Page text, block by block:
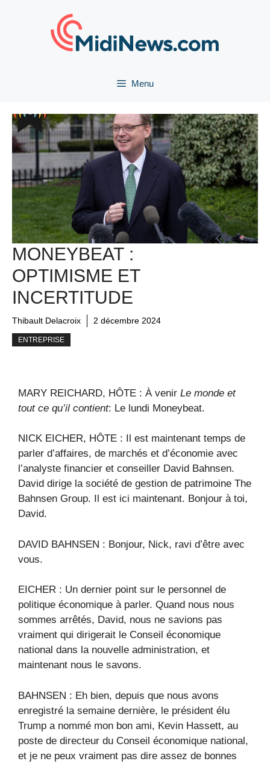
Menu
MONEYBEAT :
OPTIMISME ET
INCERTITUDE
Thibault Delacroix 2 décembre 2024
ENTREPRISE
MARY REICHARD, HÔTE : À venir Le monde et
tout ce qu’il contient: Le lundi Moneybeat.
NICK EICHER, HÔTE : Il est maintenant temps de
parler d’affaires, de marchés et d’économie avec
l’analyste financier et conseiller David Bahnsen.
David dirige la société de gestion de patrimoine The
Bahnsen Group. Il est ici maintenant. Bonjour à toi,
David.
DAVID BAHNSEN : Bonjour, Nick, ravi d’être avec
vous.
EICHER : Un dernier point sur le personnel de
politique économique à parler. Quand nous nous
sommes arrêtés, David, nous ne savions pas
vraiment qui dirigerait le Conseil économique
national dans la nouvelle administration, et
maintenant nous le savons.
BAHNSEN : Eh bien, depuis que nous avons
enregistré la semaine dernière, le président élu
Trump a nommé mon bon ami, Kevin Hassett, au
poste de directeur du Conseil économique national,
et je ne peux vraiment pas dire assez de bonnes